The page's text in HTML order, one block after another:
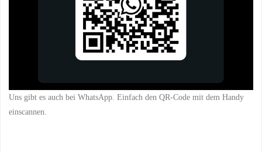
Uns gibt es auch bei WhatsApp. Einfach den QR-Code mit dem Handy
einscannen.